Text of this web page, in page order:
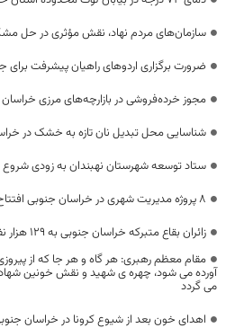
سازمان‌های مردم نهاد، نقش مؤثری در حل
ضرورت برگزاری اردوهای راهیان پیشرفت برای
مجوز خرده‌فروشی در بازارچه‌های مرزی
شناسایی محل تبدیل نان تازه به خشک در
ستاد توسعه شهرستان نهبندان به زودی شروع
۸ پروژه مدیریت شهری در خراسان جنوبی افتتاح شد
زائران بقاع متبرکه خراسان جنوبی به ۱۲۹ هزار نفر رسید
آورده می شود، چهره ی شهید و نقش خونین
می گردد
اهدای خون بعد از شیوع کرونا در خراسان